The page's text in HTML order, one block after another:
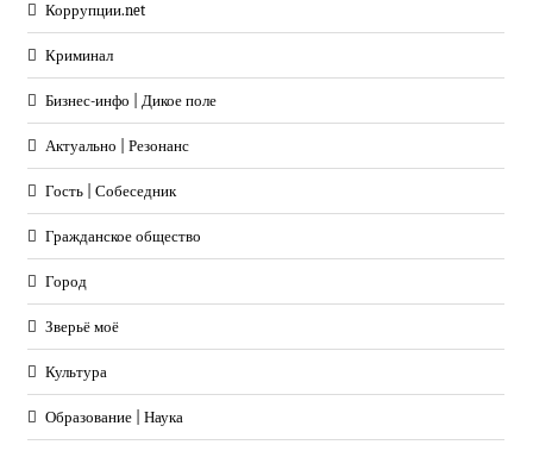
Коррупции.net
Криминал
Бизнес-инфо | Дикое поле
Актуально | Резонанс
Гость | Собеседник
Гражданское общество
Город
Зверьё моё
Культура
Образование | Наука